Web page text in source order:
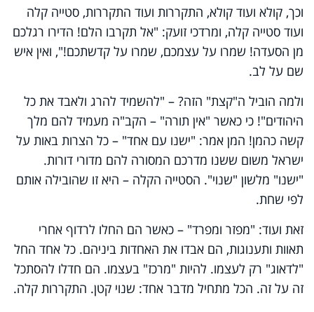
וכך, קולא ועוד קולא, התקררות ועוד התקררות, סטייה קלה
ועוד סטייה קלה, ומרדכי זועק: "אל תקרבו הלם! הדירו רגלכם
מן הסעדה! שמרו על עצמכם, שמרו על קדשתכם!", ואין איש
שם על לב.
ולמה הוביל ה"קצת" הזה? – "להשמיד להרג ולאבד את כל
היהודים"! כי כאשר "אין תורה" – הקב"ה מעמיד להם מלך
קשה כהמן! המן אמר: "ישנו עם אחד" – כל הצרות באות על
ישראל משום ששנו מדרכם המסורה להם מדורי דורות.
"ישנו" מלשון "שנוי". הסטייה הקלה – היא זו שהובילה אותם
לפי שחת.
זאת ועוד: "מפזר ומפרד" – כאשר הם החלו לרדוף אחרי
תאוות ותענוגות, הם אבדו את האחדות ביניהם. כל אחד החל
"לדאוג" רק לעצמו. להיות "מרכז" בעצמו. הם חדלו להסתכל
זה על זה. הכל מתחיל מדבר אחד: שנוי קטן. התקררות קלה.